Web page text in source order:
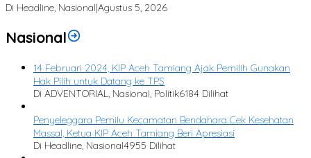
Di Headline, Nasional|Agustus 5, 2026
Nasional
14 Februari 2024, KIP Aceh Tamiang Ajak Pemilih Gunakan
Hak Pilih untuk Datang ke TPS
Di ADVENTORIAL, Nasional, Politik6184 Dilihat
Penyeleggara Pemilu Kecamatan Bendahara Cek Kesehatan
Massal, Ketua KIP Aceh Tamiang Beri Apresiasi
Di Headline, Nasional4955 Dilihat